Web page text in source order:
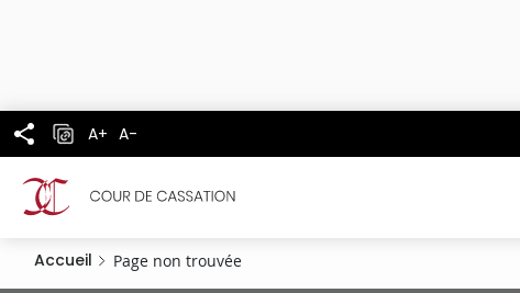
A+ A-
Accueil Page non trouvée